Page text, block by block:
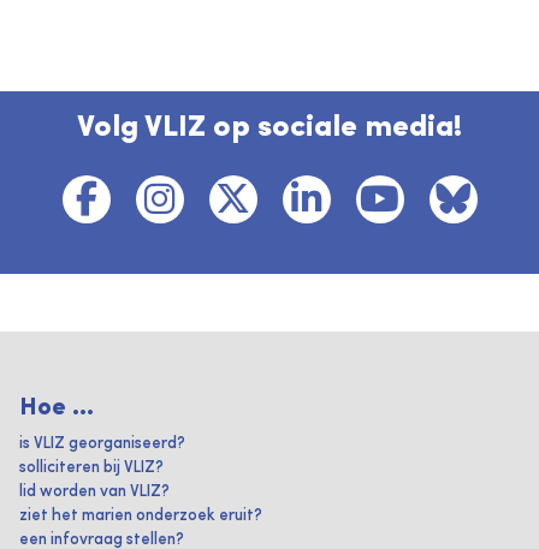
Volg VLIZ op sociale media!
Hoe ...
is VLIZ georganiseerd?
solliciteren bij VLIZ?
lid worden van VLIZ?
ziet het marien onderzoek eruit?
een infovraag stellen?